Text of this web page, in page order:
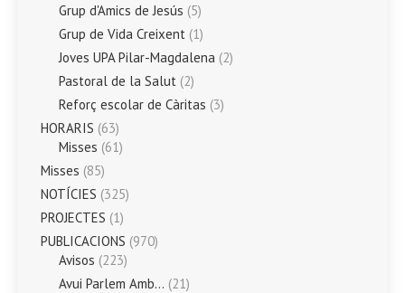
Grup d'Amics de Jesús (5)
Grup de Vida Creixent (1)
Joves UPA Pilar-Magdalena (2)
Pastoral de la Salut (2)
Reforç escolar de Càritas (3)
HORARIS (63)
Misses (61)
Misses (85)
NOTÍCIES (325)
PROJECTES (1)
PUBLICACIONS (970)
Avisos (223)
Avui Parlem Amb… (21)